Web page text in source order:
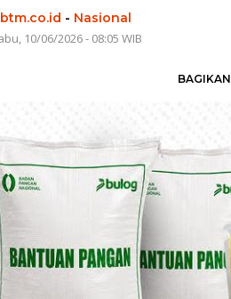
btm.co.id - Nasional
10/06/2026 - 08:05 WIB
BAGIKAN